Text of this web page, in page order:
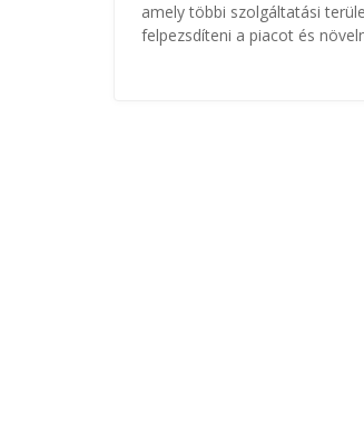
amely többi szolgáltatási
felpezsdíteni a piacot és